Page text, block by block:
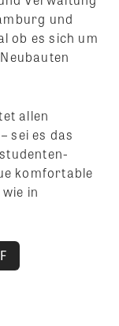
und
ob es sich um
allen
sei es das
komfortable
in